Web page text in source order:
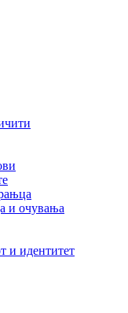
и очувања
и идентитет